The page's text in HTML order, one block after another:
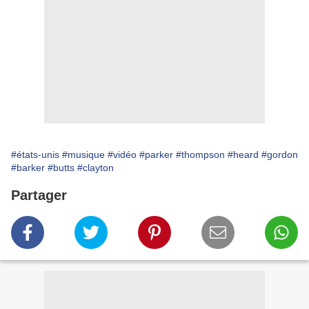
#états-unis #musique #vidéo #parker #thompson #heard #gordon
#barker #butts #clayton
Partager